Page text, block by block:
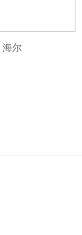
海尔